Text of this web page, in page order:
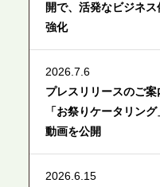
開で、活発なビジネ
強化
2026.7.6
プレスリリースのご
「お祭りケータリン
動画を公開
2026.6.15